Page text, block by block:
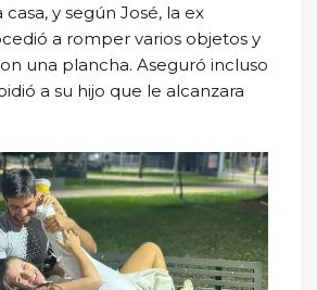
y según José, la ex
a romper varios objetos y
una plancha. Aseguró incluso
a su hijo que le alcanzara